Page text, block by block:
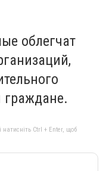
облегчат
граждане.
натисніть Ctrl + Enter, щоб